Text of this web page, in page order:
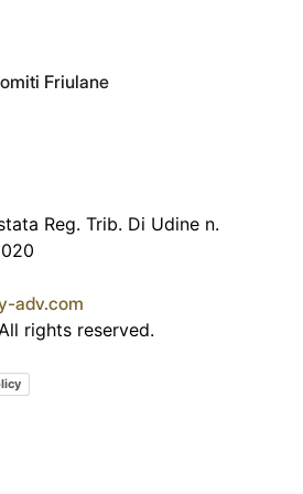
Friulane
Reg. Trib. Di Udine n.
adv.com
rights reserved.